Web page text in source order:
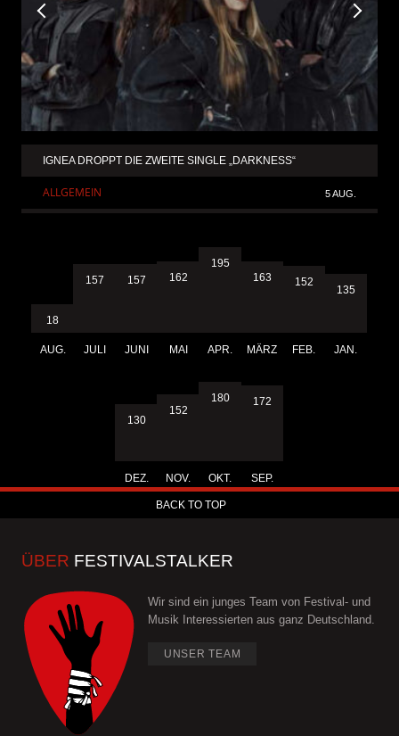
IGNEA DROPPT DIE ZWEITE SINGLE „DARKNESS“
ALLGEMEIN 5 AUG.
18
AUG.
157
JULI
157
JUNI
162
MAI
195
APR.
163
MÄRZ
152
FEB.
135
JAN.
130
DEZ.
152
NOV.
180
OKT.
172
SEP.
BACK TO TOP
ÜBER FESTIVALSTALKER
Wir sind ein junges Team von Festival- und
Musik Interessierten aus ganz Deutschland.
UNSER TEAM